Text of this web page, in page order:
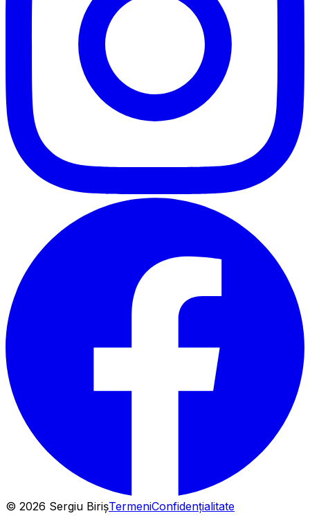
© 2026 Sergiu BirișTermeniConfidențialitate